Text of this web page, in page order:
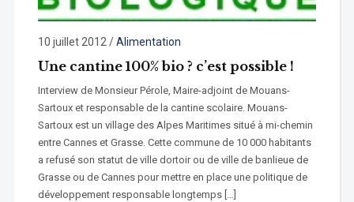
10 juillet 2012 /Alimentation
Une cantine 100% bio ? c’est possible !
Interview de Monsieur Pérole, Maire-adjoint de Mouans-
Sartoux et responsable de la cantine scolaire. Mouans-
Sartoux est un village des Alpes Maritimes situé à mi-chemin
entre Cannes et Grasse. Cette commune de 10 000 habitants
a refusé son statut de ville dortoir ou de ville de banlieue de
Grasse ou de Cannes pour mettre en place une politique de
développement responsable longtemps […]